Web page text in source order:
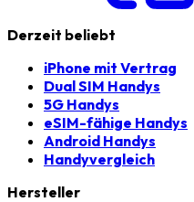
Derzeit beliebt
iPhone mit Vertrag
Dual SIM Handys
5G Handys
eSIM-fähige Handys
Android Handys
Handyvergleich
Hersteller